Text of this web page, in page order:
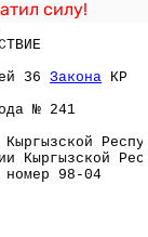
силу!